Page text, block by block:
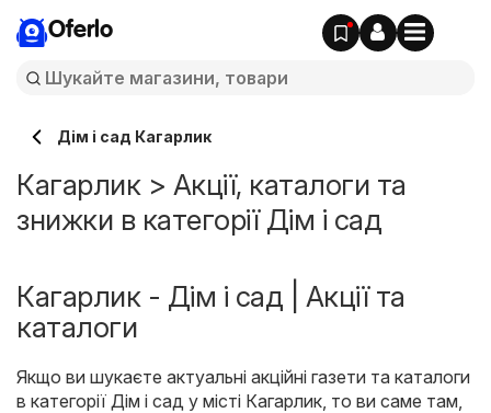
Oferlo
Дім і сад Кагарлик
Кагарлик > Акції, каталоги та
знижки в категорії Дім і сад
Кагарлик - Дім і сад | Акції та
каталоги
Якщо ви шукаєте актуальні акційні газети та каталоги
в категорії Дім і сад у місті Кагарлик, то ви саме там,